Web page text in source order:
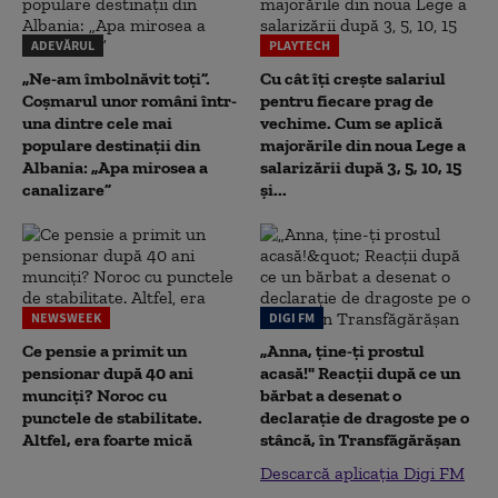
ADEVĂRUL
„Ne-am îmbolnăvit toți”.
Coșmarul unor români într-
una dintre cele mai
populare destinații din
Albania: „Apa mirosea a
canalizare”
PLAYTECH
Cu cât îți crește salariul
pentru fiecare prag de
vechime. Cum se aplică
majorările din noua Lege a
salarizării după 3, 5, 10, 15
și...
NEWSWEEK
Ce pensie a primit un
pensionar după 40 ani
munciți? Noroc cu
punctele de stabilitate.
Altfel, era foarte mică
DIGI FM
„Anna, ţine-ţi prostul
acasă!" Reacţii după ce un
bărbat a desenat o
declaraţie de dragoste pe o
stâncă, în Transfăgărăşan
Descarcă aplicația Digi FM